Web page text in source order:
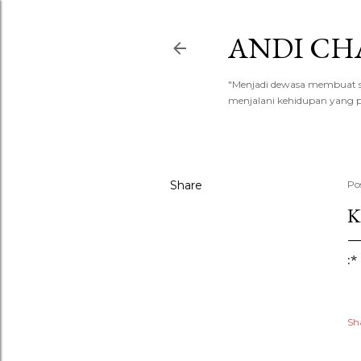
ANDI
"Menjadi dewasa membuat
menjalani kehidupan yang
Share
:*